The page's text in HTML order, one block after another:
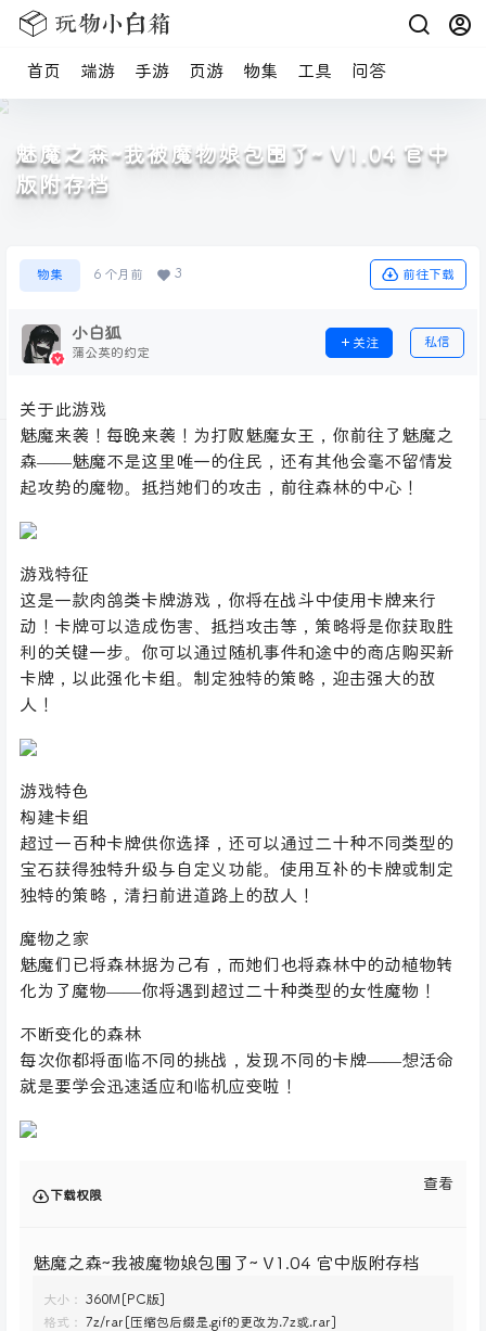
首页 端游 手游 页游 物集 工具 问答
魅魔之森~我被魔物娘包围了~ V1.04 官中
版附存档
物集 6 个月前 3 前往下载
小白狐
蒲公英的约定
关注 私信
关于此游戏
魅魔来袭！每晚来袭！为打败魅魔女王，你前往了魅魔之
森——魅魔不是这里唯一的住民，还有其他会毫不留情发
起攻势的魔物。抵挡她们的攻击，前往森林的中心！
游戏特征
这是一款肉鸽类卡牌游戏，你将在战斗中使用卡牌来行
动！卡牌可以造成伤害、抵挡攻击等，策略将是你获取胜
利的关键一步。你可以通过随机事件和途中的商店购买新
卡牌，以此强化卡组。制定独特的策略，迎击强大的敌
人！
游戏特色
构建卡组
超过一百种卡牌供你选择，还可以通过二十种不同类型的
宝石获得独特升级与自定义功能。使用互补的卡牌或制定
独特的策略，清扫前进道路上的敌人！
魔物之家
魅魔们已将森林据为己有，而她们也将森林中的动植物转
化为了魔物——你将遇到超过二十种类型的女性魔物！
不断变化的森林
每次你都将面临不同的挑战，发现不同的卡牌——想活命
就是要学会迅速适应和临机应变啦！
下载权限
查看
魅魔之森~我被魔物娘包围了~ V1.04 官中版附存档
大小：
360M[PC版]
格式：
7z/rar[压缩包后缀是.gif的更改为.7z或.rar]